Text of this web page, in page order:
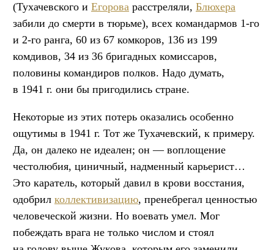
(Тухачевского и Егорова расстреляли, Блюхера
забили до смерти в тюрьме), всех командармов 1-го
и 2-го ранга, 60 из 67 комкоров, 136 из 199
комдивов, 34 из 36 бригадных комиссаров,
половины командиров полков. Надо думать,
в 1941 г. они бы пригодились стране.
Некоторые из этих потерь оказались особенно
ощутимы в 1941 г. Тот же Тухачевский, к примеру.
Да, он далеко не идеален; он — воплощение
честолюбия, циничный, надменный карьерист…
Это каратель, который давил в крови восстания,
одобрил коллективизацию, пренебрегал ценностью
человеческой жизни. Но воевать умел. Мог
побеждать врага не только числом и стоял